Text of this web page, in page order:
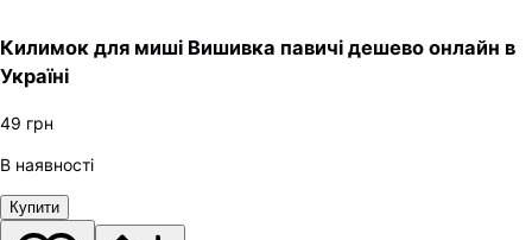
Килимок для миші Вишивка павичі дешево онлайн в
Україні
49 грн
В наявності
Купити